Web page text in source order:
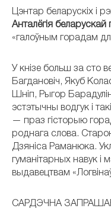
Цэнтар беларускіх і
Анталёгія беларускай
«галоўным горадам
У кнізе больш за сто
Багдановіч, Якуб
Шніп, Рыгор
эстэтычны водгук і
— праз гісторыю
роднага слова.
Дзяніса Раманюка.
гуманітарных навук і
выдавецтвам
САРДЭЧНА